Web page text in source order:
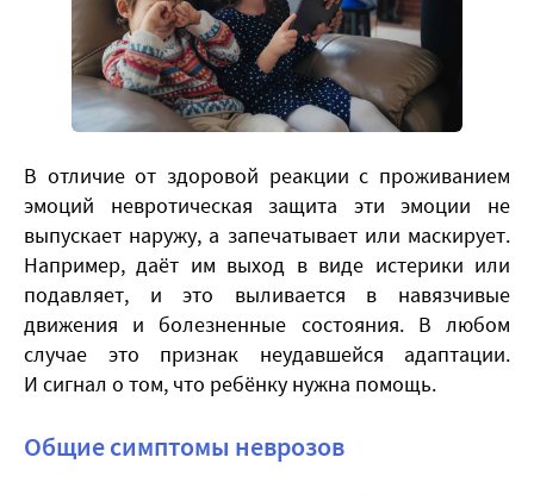
​В отличие от здоровой реакции с проживанием
эмоций невротическая защита эти эмоции не
выпускает наружу, а запечатывает или маскирует.
Например, даёт им выход в виде истерики или
подавляет, и это выливается в навязчивые
движения и болезненные состояния. В любом
случае это признак неудавшейся адаптации.
И сигнал о том, что ребёнку нужна помощь.
Общие симптомы неврозов